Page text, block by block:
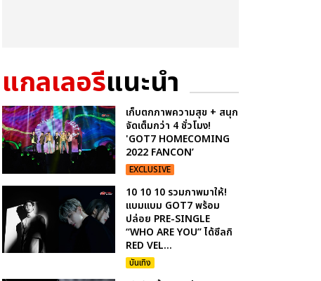
แกลเลอรีแนะนำ
เก็บตกภาพความสุข + สนุก
จัดเต็มกว่า 4 ชั่วโมง!
'GOT7 HOMECOMING
2022 FANCON’
EXCLUSIVE
10 10 10 รวมภาพมาให้!
แบมแบม GOT7 พร้อม
ปล่อย PRE-SINGLE
“WHO ARE YOU” ได้ซึลกิ
RED VEL...
บันเทิง